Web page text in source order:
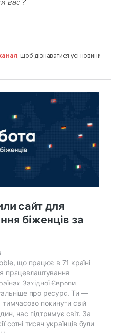
вас ?
, щоб дізнаватися усі новини